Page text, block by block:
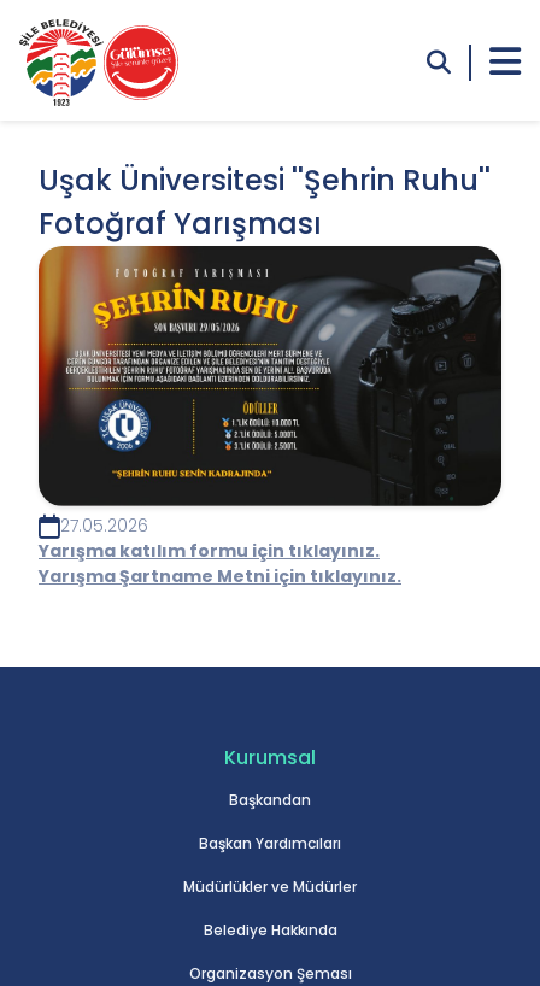
Uşak Üniversitesi ''Şehrin Ruhu''
Fotoğraf Yarışması
27.05.2026
Yarışma katılım formu için tıklayınız.
Yarışma Şartname Metni için tıklayınız.
Kurumsal
Başkandan
Başkan Yardımcıları
Müdürlükler ve Müdürler
Belediye Hakkında
Organizasyon Şeması